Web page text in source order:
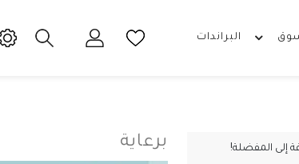
البراندات
إلى المفضلة! برعاية